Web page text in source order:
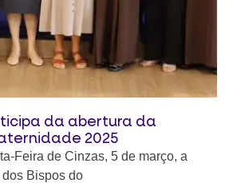
da abertura da
2025
Feira de Cinzas, 5 de março, a
Bispos do